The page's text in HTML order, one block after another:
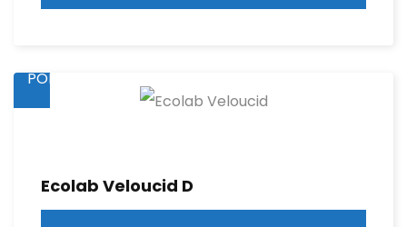
PONUDU
Ecolab Veloucid D